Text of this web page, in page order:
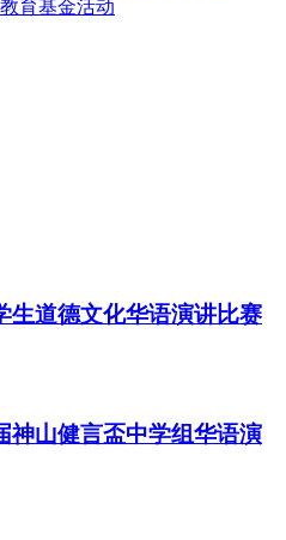
育基金活动
生道德文化华语演讲比赛
神山健言盃中学组华语演